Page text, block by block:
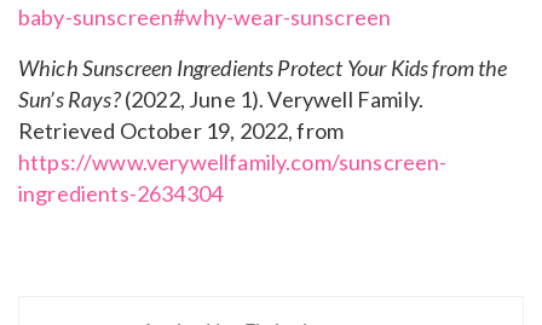
baby-sunscreen#why-wear-sunscreen
Which Sunscreen Ingredients Protect Your Kids from the
Sun’s Rays?(2022, June 1). Verywell Family.
Retrieved October 19, 2022, from
https://www.verywellfamily.com/sunscreen-
ingredients-2634304